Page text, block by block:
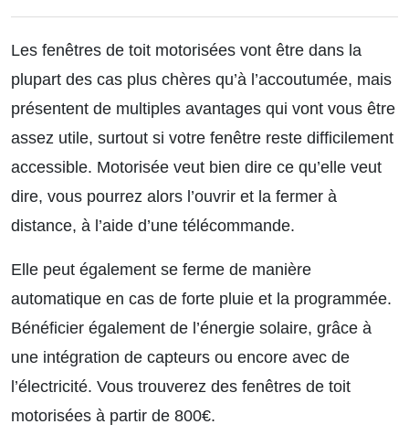
Les fenêtres de toit motorisées vont être dans la
plupart des cas plus chères qu’à l’accoutumée, mais
présentent de multiples avantages qui vont vous être
assez utile, surtout si votre fenêtre reste difficilement
accessible. Motorisée veut bien dire ce qu’elle veut
dire, vous pourrez alors l’ouvrir et la fermer à
distance, à l’aide d’une télécommande.
Elle peut également se ferme de manière
automatique en cas de forte pluie et la programmée.
Bénéficier également de l’énergie solaire, grâce à
une intégration de capteurs ou encore avec de
l’électricité. Vous trouverez des fenêtres de toit
motorisées à partir de 800€.